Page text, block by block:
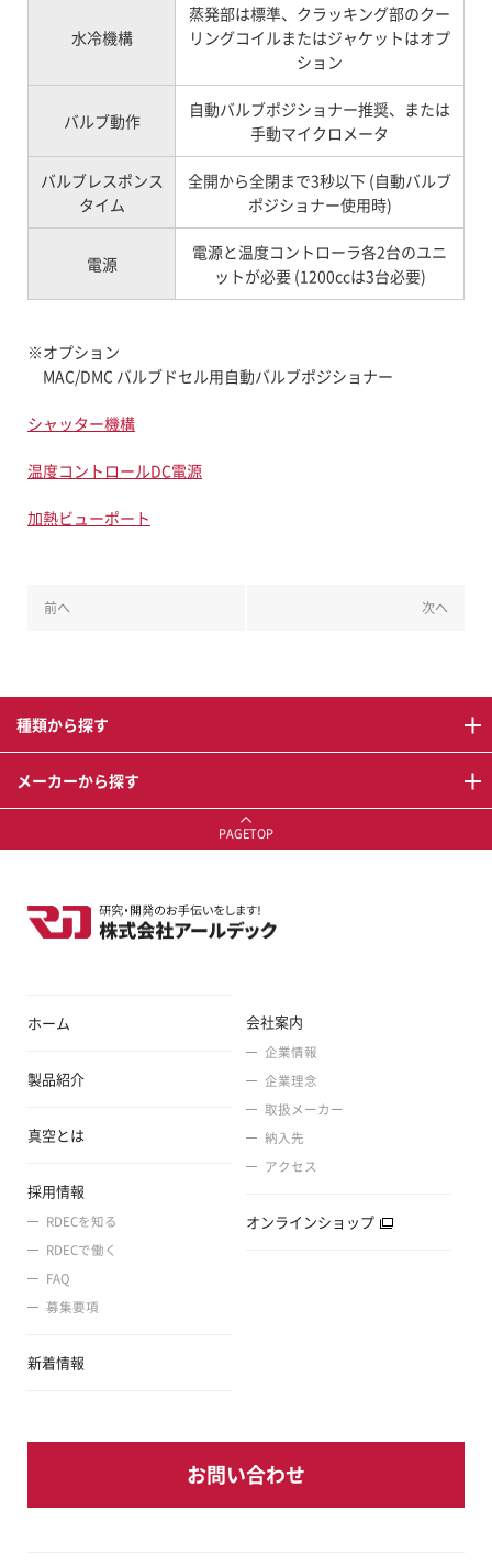
水冷機構
蒸発部は標準、クラッキング部のクー
リングコイルまたはジャケットはオプ
ション
バルブ動作
自動バルブポジショナー推奨、または
手動マイクロメータ
バルブレスポンス
タイム
全開から全閉まで3秒以下 (自動バルブ
ポジショナー使用時)
電源
電源と温度コントローラ各2台のユニ
ットが必要 (1200ccは3台必要)
※オプション
MAC/DMC バルブドセル用自動バルブポジショナー
シャッター機構
温度コントロールDC電源
加熱ビューポート
前へ 次へ
種類から探す
メーカーから探す
PAGETOP
ホーム 会社案内
企業情報
企業理念
取扱メーカー
納入先
アクセス
製品紹介
真空とは
採用情報
RDECを知る
RDECで働く
FAQ
募集要項
新着情報
オンラインショップ
お問い合わせ